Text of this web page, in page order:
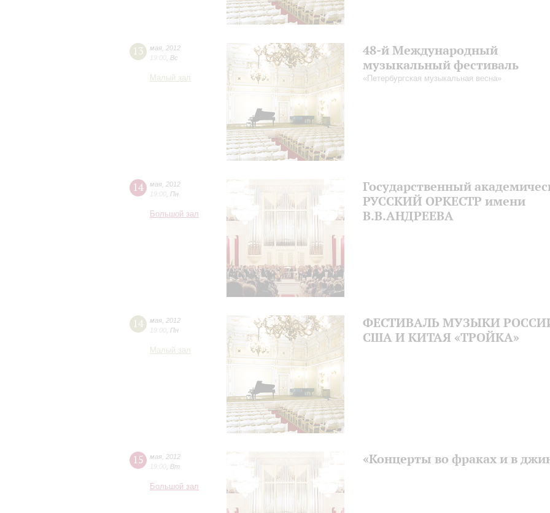
13 мая 2012
19:00 Вс
Малый зал
48-й Международный
музыкальный фестиваль
«Петербургская музыкальная весна»
14 мая 2012
19:00 Пн
Большой зал
Государственный
РУССКИЙ ОРКЕСТР имени
В.В.АНДРЕЕВА
14 мая 2012
19:00 Пн
Малый зал
ФЕСТИВАЛЬ МУЗЫКИ
США И КИТАЯ «ТРОЙКА»
15 мая 2012
19:00 Вт
Большой зал
«Концерты во фраках и в